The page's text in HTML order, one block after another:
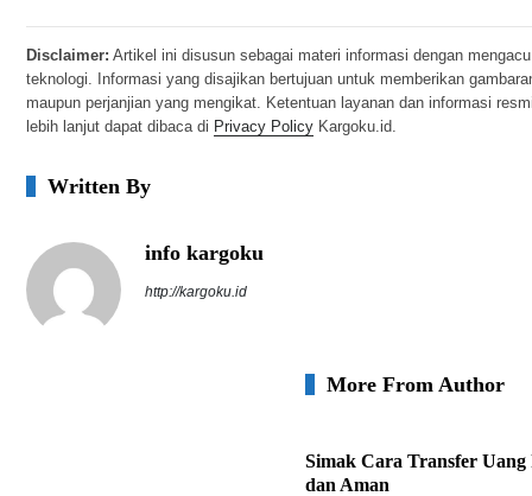
Disclaimer: Artikel ini disusun sebagai materi informasi dengan
teknologi. Informasi yang disajikan bertujuan untuk memberikan
maupun perjanjian yang mengikat. Ketentuan layanan dan informasi
lebih lanjut dapat dibaca di Privacy PolicyKargoku.id.
Written By
info kargoku
http://kargoku.id
More From Author
Simak Cara Transfer
dan Aman